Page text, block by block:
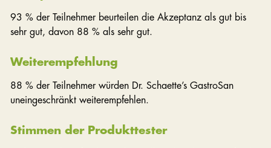
93 % der Teilnehmer beurteilen die Akzeptanz als gut bis
sehr gut, davon 88 % als sehr gut.
Weiterempfehlung
88 % der Teilnehmer würden Dr. Schaette’s GastroSan
uneingeschränkt weiterempfehlen.
Stimmen der Produkttester